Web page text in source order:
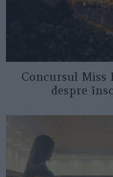
Concursul Miss
despre